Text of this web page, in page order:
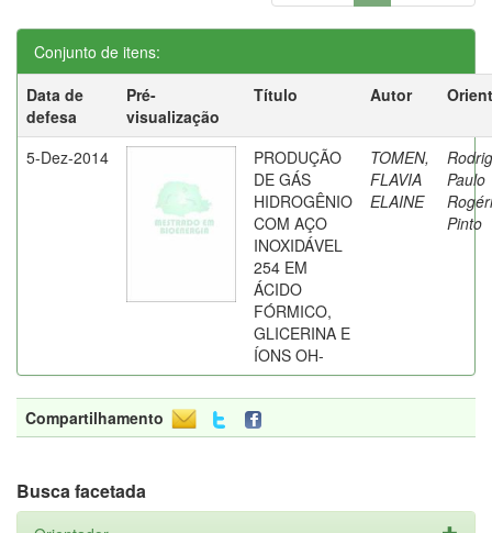
Conjunto de itens:
Data de
defesa
Pré-
visualização
Título Autor
5-Dez-2014
PRODUÇÃO
DE GÁS
HIDROGÊNIO
COM AÇO
INOXIDÁVEL
254 EM
ÁCIDO
FÓRMICO,
GLICERINA E
ÍONS OH-
TOMEN,
FLAVIA
ELAINE
Paulo
Pinto
Compartilhamento
Busca facetada